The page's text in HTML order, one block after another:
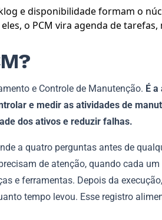
e disponibilidade formam o
o PCM vira agenda de tarefas,
e Controle de Manutenção. É
e medir as atividades de
dos ativos e reduzir falhas.
a quatro perguntas antes de
de atenção, quando cada um
e ferramentas. Depois da
tempo levou. Esse registro